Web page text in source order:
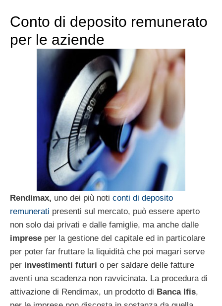
Conto di deposito remunerato
per le aziende
Rendimax, uno dei più noti conti di deposito
remunerati presenti sul mercato, può essere aperto
non solo dai privati e dalle famiglie, ma anche dalle
imprese per la gestione del capitale ed in particolare
per poter far fruttare la liquidità che poi magari serve
per investimenti futuri o per saldare delle fatture
aventi una scadenza non ravvicinata. La procedura di
attivazione di Rendimax, un prodotto di Banca Ifis,